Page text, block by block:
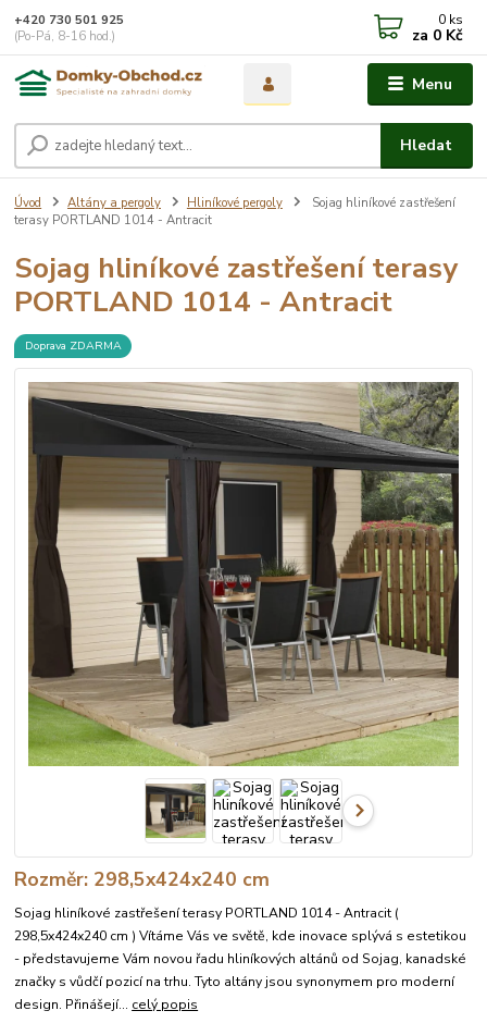
Menu
Hledat
+420 730 501 925
(Po-Pá, 8-16 hod.)
0 ks
za 0 Kč
Úvod Altány a pergoly Hliníkové pergoly
Sojag hliníkové zastřešení
terasy PORTLAND 1014 - Antracit
Sojag hliníkové zastřešení terasy
PORTLAND 1014 - Antracit
Doprava ZDARMA
Rozměr: 298,5x424x240 cm
Sojag hliníkové zastřešení terasy PORTLAND 1014 - Antracit (
298,5x424x240 cm ) Vítáme Vás ve světě, kde inovace splývá s estetikou
- představujeme Vám novou řadu hliníkových altánů od Sojag, kanadské
značky s vůdčí pozicí na trhu. Tyto altány jsou synonymem pro moderní
design. Přinášejí... celý popis